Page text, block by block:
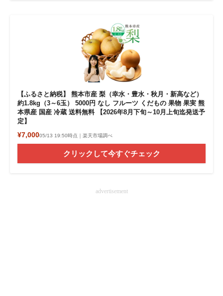
【ふるさと納税】 熊本市産 梨（幸水・豊水・秋月・新高など）
約1.8kg（3～6玉） 5000円 なし フルーツ くだもの 果物 果実 熊
本県産 国産 冷蔵 送料無料 【2026年8月下旬～10月上旬迄発送予
定】
¥7,00005/13 19:50時点｜楽天市場調べ
クリックして今すぐチェック
advertisement